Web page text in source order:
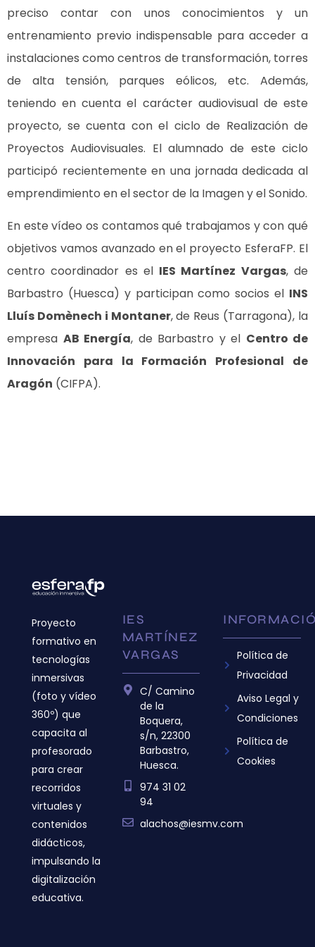
preciso contar con unos conocimientos y un
entrenamiento previo indispensable para acceder a
instalaciones como centros de transformación, torres
de alta tensión, parques eólicos, etc. Además,
teniendo en cuenta el carácter audiovisual de este
proyecto, se cuenta con el ciclo de Realización de
Proyectos Audiovisuales. El alumnado de este ciclo
participó recientemente en una jornada dedicada al
emprendimiento en el sector de la Imagen y el Sonido.
En este vídeo os contamos qué trabajamos y con qué
objetivos vamos avanzado en el proyecto EsferaFP. El
centro coordinador es el IES Martínez Vargas, de
Barbastro (Huesca) y participan como socios el INS
Lluís Domènech i Montaner, de Reus (Tarragona), la
empresa AB Energía, de Barbastro y el Centro de
Innovación para la Formación Profesional de
Aragón (CIFPA).
Proyecto
formativo en
tecnologías
inmersivas
(foto y vídeo
360º) que
capacita al
profesorado
para crear
recorridos
virtuales y
contenidos
didácticos,
impulsando la
digitalización
educativa.
IES
MARTÍNEZ
VARGAS
C/ Camino
de la
Boquera,
s/n, 22300
Barbastro,
Huesca.
974 31 02
94
alachos@iesmv.com
Política de
Privacidad
Aviso Legal y
Condiciones
Política de
Cookies